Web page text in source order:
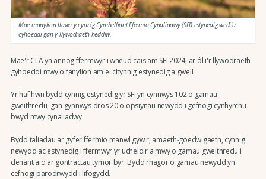
Mae manylion llawn y cynnig Cymhelliant Ffermio Cynaliadwy (SFI) estynedig wedi'u
cyhoeddi gan y llywodraeth heddiw.
Mae'r CLA yn annog ffermwyr i wneud cais am SFI 2024, ar ôl i'r llywodraeth
gyhoeddi mwy o fanylion am ei chynnig estynedig a gwell.
Yr haf hwn bydd cynnig estynedig yr SFI yn cynnwys 102 o gamau
gweithredu, gan gynnwys dros 20 o opsiynau newydd i gefnogi cynhyrchu
bwyd mwy cynaliadwy.
Bydd taliadau ar gyfer ffermio manwl gywir, amaeth-goedwigaeth, cynnig
newydd ac estynedig i ffermwyr yr ucheldir a mwy o gamau gweithredu i
denantiaid ar gontractau tymor byr. Bydd rhagor o gamau newydd yn
cefnogi parodrwydd i lifogydd.